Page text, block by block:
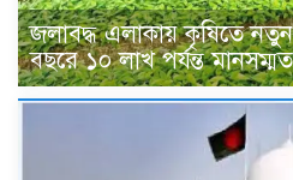
জলাবদ্ধ এলাকায় কৃষিতে
বছরে ১০ লাখ পর্যন্ত